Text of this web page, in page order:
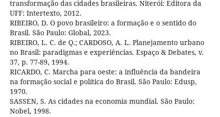
transformação das cidades brasileiras. Niterói: Editora da
UFF: Intertexto, 2012.
RIBEIRO, D. O povo brasileiro: a formação e o sentido do
Brasil. São Paulo: Global, 2023.
RIBEIRO, L. C. de Q.; CARDOSO, A. L. Planejamento urbano
no Brasil: paradigmas e experiências. Espaço & Debates, v.
37, p. 77-89, 1994.
RICARDO, C. Marcha para oeste: a influência da bandeira
na formação social e política do Brasil. São Paulo: Edusp,
1970.
SASSEN, S. As cidades na economia mundial. São Paulo:
Nobel, 1998.